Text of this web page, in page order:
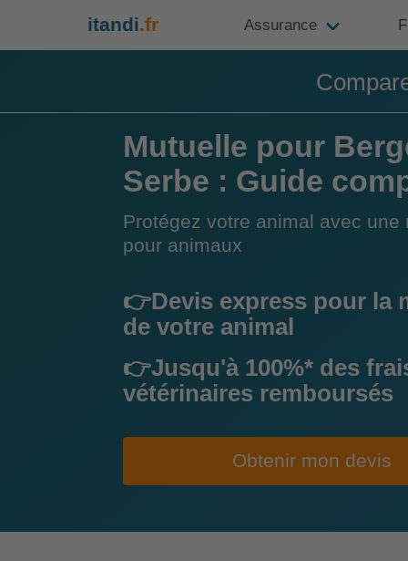
itandi.fr Assurance
Mutuelle pour
Serbe : Guide
Protégez votre animal avec une
pour animaux
👉Devis express pour la
de votre animal
👉Jusqu'à 100%* des
vétérinaires remboursés
Obtenir mon devis